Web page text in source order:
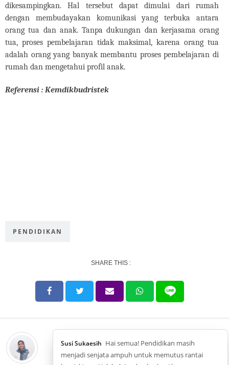
dikesampingkan. Hal tersebut dapat dimulai dari rumah
dengan membudayakan komunikasi yang terbuka antara
orang tua dan anak. Tanpa dukungan dan kerjasama orang
tua, proses pembelajaran tidak maksimal, karena orang tua
adalah orang yang banyak membantu proses pembelajaran di
rumah dan mengetahui profil anak.
Referensi : Kemdikbudristek
PENDIDIKAN
SHARE THIS :
Susi Sukaesih Hai semua! Pendidikan masih
menjadi senjata ampuh untuk memutus rantai